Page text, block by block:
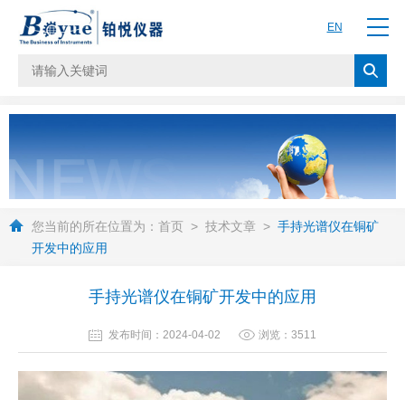
EN
您当前的所在位置为： 首页 > 技术文章 > 手持光谱仪在铜矿
开发中的应用
手持光谱仪在铜矿开发中的应用
发布时间：2024-04-02 浏览：3511